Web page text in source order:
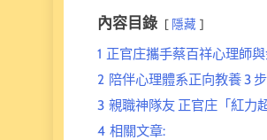
內容目錄 隱藏
1 正官庄攜手蔡百祥心理師
2 陪伴心理體系正向教養 3
3 親職神隊友 正官庄「紅力
4 相關文章: